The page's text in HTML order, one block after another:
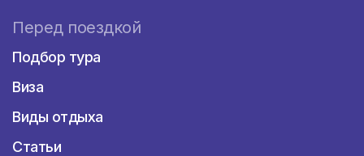
Перед поездкой
Подбор тура
Виза
Виды отдыха
Статьи